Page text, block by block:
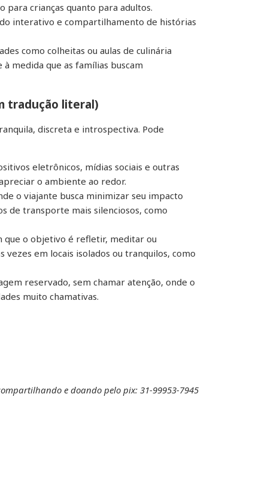
para crianças quanto para adultos.
interativo e compartilhamento de histórias
como colheitas ou aulas de culinária
medida que as famílias buscam
tradução literal)
discreta e introspectiva. Pode
eletrônicos, mídias sociais e outras
o ambiente ao redor.
o viajante busca minimizar seu impacto
de transporte mais silenciosos, como
que o objetivo é refletir, meditar ou
em locais isolados ou tranquilos, como
reservado, sem chamar atenção, onde o
muito chamativas.
e doando pelo pix: 31-99953-7945